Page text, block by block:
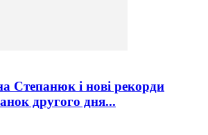
Степанюк і нові рекорди
другого дня...